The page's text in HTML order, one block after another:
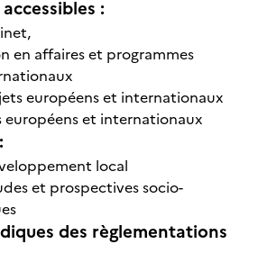
:
en affaires et programmes
européens et internationaux
européens et internationaux
local
et prospectives socio-
des règlementations